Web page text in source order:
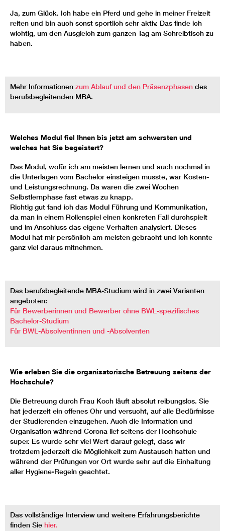
Ja, zum Glück. Ich habe ein Pferd und gehe in meiner Freizeit
reiten und bin auch sonst sportlich sehr aktiv. Das finde ich
wichtig, um den Ausgleich zum ganzen Tag am Schreibtisch zu
haben.
Mehr Informationen zum Ablauf und den Präsenzphasen des
berufsbegleitenden MBA.
Welches Modul fiel Ihnen bis jetzt am schwersten und
welches hat Sie begeistert?
Das Modul, wofür ich am meisten lernen und auch nochmal in
die Unterlagen vom Bachelor einsteigen musste, war Kosten-
und Leistungsrechnung. Da waren die zwei Wochen
Selbstlernphase fast etwas zu knapp.
Richtig gut fand ich das Modul Führung und Kommunikation,
da man in einem Rollenspiel einen konkreten Fall durchspielt
und im Anschluss das eigene Verhalten analysiert. Dieses
Modul hat mir persönlich am meisten gebracht und ich konnte
ganz viel daraus mitnehmen.
Das berufsbegleitende MBA-Studium wird in zwei Varianten
angeboten:
Für Bewerberinnen und Bewerber ohne BWL-spezifisches
Bachelor-Studium
Für BWL-Absolventinnen und -Absolventen
Wie erleben Sie die organisatorische Betreuung seitens der
Hochschule?
Die Betreuung durch Frau Koch läuft absolut reibungslos. Sie
hat jederzeit ein offenes Ohr und versucht, auf alle Bedürfnisse
der Studierenden einzugehen. Auch die Information und
Organisation während Corona lief seitens der Hochschule
super. Es wurde sehr viel Wert darauf gelegt, dass wir
trotzdem jederzeit die Möglichkeit zum Austausch hatten und
während der Prüfungen vor Ort wurde sehr auf die Einhaltung
aller Hygiene-Regeln geachtet.
Das vollständige Interview und weitere Erfahrungsberichte
finden Sie hier.